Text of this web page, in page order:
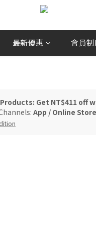
最新優惠 會員
Get NT$411 off
App / Online Store